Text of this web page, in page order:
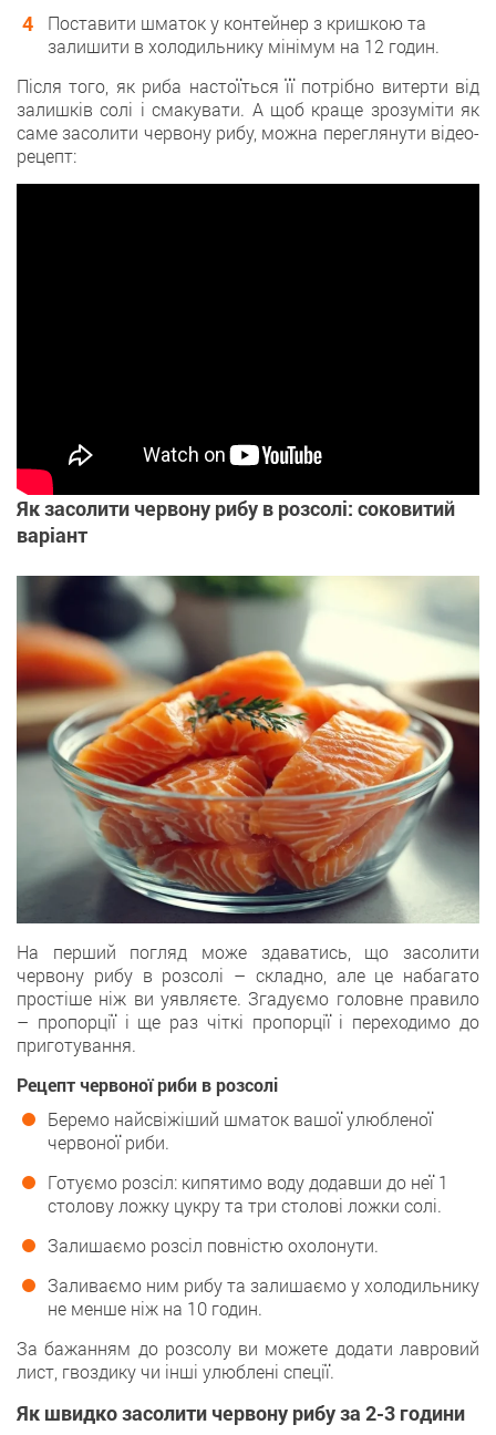
Поставити шматок у контейнер з кришкою та
залишити в холодильнику мінімум на 12 годин.
Після того, як риба настоїться її потрібно витерти від
залишків солі і смакувати. А щоб краще зрозуміти як
саме засолити червону рибу, можна переглянути відео-
рецепт:
Як засолити червону рибу в розсолі: соковитий
варіант
На перший погляд може здаватись, що засолити
червону рибу в розсолі – складно, але це набагато
простіше ніж ви уявляєте. Згадуємо головне правило
– пропорції і ще раз чіткі пропорції і переходимо до
приготування.
Рецепт червоної риби в розсолі
Беремо найсвіжіший шматок вашої улюбленої
червоної риби.
Готуємо розсіл: кипятимо воду додавши до неї 1
столову ложку цукру та три столові ложки солі.
Залишаємо розсіл повністю охолонути.
Заливаємо ним рибу та залишаємо у холодильнику
не менше ніж на 10 годин.
За бажанням до розсолу ви можете додати лавровий
лист, гвоздику чи інші улюблені спеції.
Як швидко засолити червону рибу за 2-3 години